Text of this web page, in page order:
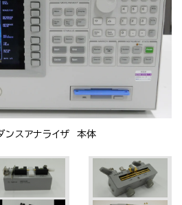
お問い合わせ
ンスアナライザ　本体